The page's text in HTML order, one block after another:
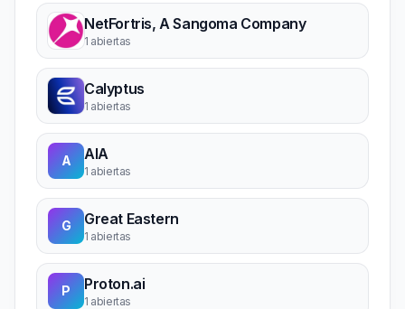
NetFortris, A Sangoma Company
1 abiertas
Calyptus
1 abiertas
A AIA
1 abiertas
G Great Eastern
1 abiertas
P Proton.ai
1 abiertas